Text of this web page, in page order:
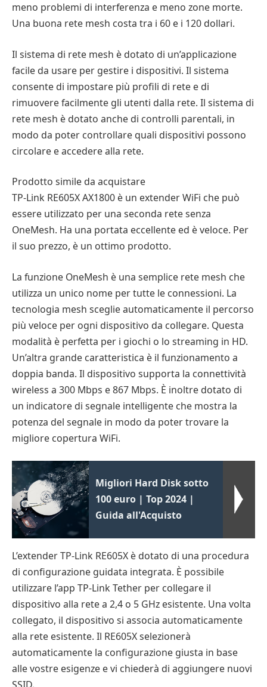
meno problemi di interferenza e meno zone morte.
Una buona rete mesh costa tra i 60 e i 120 dollari.
Il sistema di rete mesh è dotato di un’applicazione
facile da usare per gestire i dispositivi. Il sistema
consente di impostare più profili di rete e di
rimuovere facilmente gli utenti dalla rete. Il sistema di
rete mesh è dotato anche di controlli parentali, in
modo da poter controllare quali dispositivi possono
circolare e accedere alla rete.
Prodotto simile da acquistare
TP-Link RE605X AX1800 è un extender WiFi che può
essere utilizzato per una seconda rete senza
OneMesh. Ha una portata eccellente ed è veloce. Per
il suo prezzo, è un ottimo prodotto.
La funzione OneMesh è una semplice rete mesh che
utilizza un unico nome per tutte le connessioni. La
tecnologia mesh sceglie automaticamente il percorso
più veloce per ogni dispositivo da collegare. Questa
modalità è perfetta per i giochi o lo streaming in HD.
Un’altra grande caratteristica è il funzionamento a
doppia banda. Il dispositivo supporta la connettività
wireless a 300 Mbps e 867 Mbps. È inoltre dotato di
un indicatore di segnale intelligente che mostra la
potenza del segnale in modo da poter trovare la
migliore copertura WiFi.
Migliori Hard Disk sotto
100 euro | Top 2024 |
Guida all'Acquisto
L’extender TP-Link RE605X è dotato di una procedura
di configurazione guidata integrata. È possibile
utilizzare l’app TP-Link Tether per collegare il
dispositivo alla rete a 2,4 o 5 GHz esistente. Una volta
collegato, il dispositivo si associa automaticamente
alla rete esistente. Il RE605X selezionerà
automaticamente la configurazione giusta in base
alle vostre esigenze e vi chiederà di aggiungere nuovi